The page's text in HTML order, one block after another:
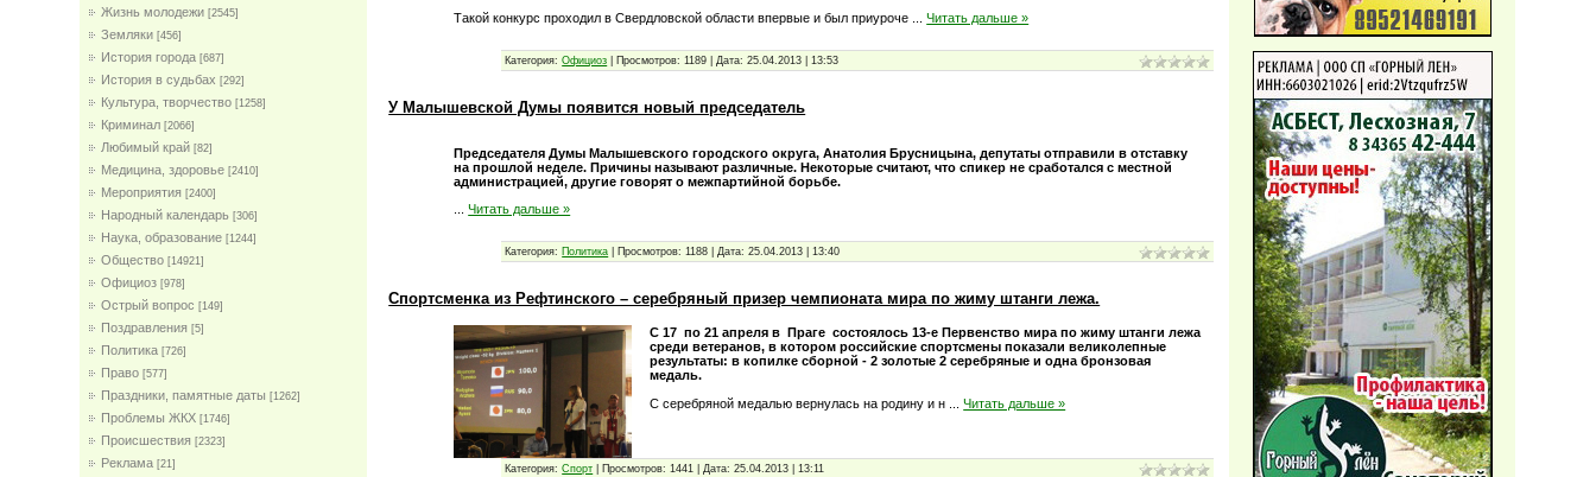
Жизнь молодежи [2545]
Земляки [456]
История города [687]
История в судьбах [292]
Культура, творчество [1258]
Криминал [2066]
Любимый край [82]
Медицина, здоровье [2410]
Мероприятия [2400]
Народный календарь [306]
Наука, образование [1244]
Общество [14921]
Официоз [978]
Острый вопрос [149]
Поздравления [5]
Политика [726]
Право [577]
Праздники, памятные даты [1262]
Проблемы ЖКХ [1746]
Проиcшествия [2323]
Реклама [21]
Такой конкурс проходил в Свердловской области впервые и был приуроче
...Читать дальше »
Категория: Официоз Просмотров: 1189 Дата: 25.04.2013 |13:53
У Малышевской Думы появится новый председатель
Председателя Думы Малышевского городского округа, Анатолия Брусницына, депутаты отправили в отставку
на прошлой неделе. Причины называют различные. Некоторые считают, что спикер не сработался с местной
администрацией, другие говорят о межпартийной борьбе.
...Читать дальше »
Категория: Политика Просмотров: 1188 Дата: 25.04.2013 |13:40
Спортсменка из Рефтинского – серебряный призер чемпионата мира по жиму штанги лежа.
C 17 по 21 апреля в Праге состоялось 13-е Первенство мира по жиму штанги лежа
среди ветеранов, в котором российские спортсмены показали великолепные
результаты: в копилке сборной - 2 золотые 2 серебряные и одна бронзовая
медаль.
С серебряной медалью вернулась на родину и н
...Читать дальше »
Категория: Спорт Просмотров: 1441 |Дата: 25.04.2013 |13:11